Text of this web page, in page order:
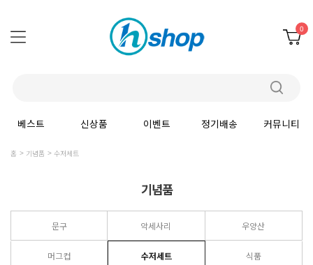
0
베스트 신상품 이벤트 정기배송 커뮤니티
홈 기념품 수저세트
기념품
문구 악세사리 우양산
머그컵 수저세트 식품